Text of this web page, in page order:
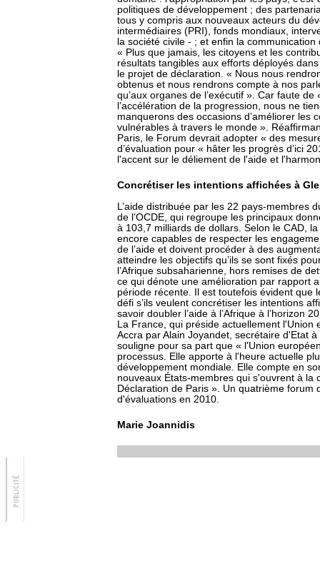
politiques de développement ; des
tous y compris aux nouveaux acteurs du
intermédiaires (PRI), fonds mondiaux,
la société civile - ; et enfin la
« Plus que jamais, les citoyens et les
résultats tangibles aux efforts déployés
le projet de déclaration. « Nous nous
obtenus et nous rendrons compte à nos
qu’aux organes de l’exécutif ». Car faute
l’accélération de la progression, nous ne
manquerons des occasions d’améliorer les
vulnérables à travers le monde ».
Paris, le Forum devrait adopter « des
d’évaluation pour « hâter les progrès d’ici
l'accent sur le déliement de l'aide et
Concrétiser les intentions affichées à
L’aide distribuée par les 22 pays-membres
de l’OCDE, qui regroupe les principaux
à 103,7 milliards de dollars. Selon le CAD,
encore capables de respecter les
de l’aide et doivent procéder à des
atteindre les objectifs qu’ils se sont fixés
l’Afrique subsaharienne, hors remises de
ce qui dénote une amélioration par rapport
période récente. Il est toutefois évident que
défi s’ils veulent concrétiser les intentions
savoir doubler l’aide à l’Afrique à l’horizon
La France, qui préside actuellement
Accra par Alain Joyandet, secrétaire d'Etat
souligne pour sa part que « l'Union
processus. Elle apporte à l'heure actuelle
développement mondiale. Elle compte en
nouveaux États-membres qui s'ouvrent à la
Déclaration de Paris ». Un quatrième
d'évaluations en 2010.
Marie Joannidis